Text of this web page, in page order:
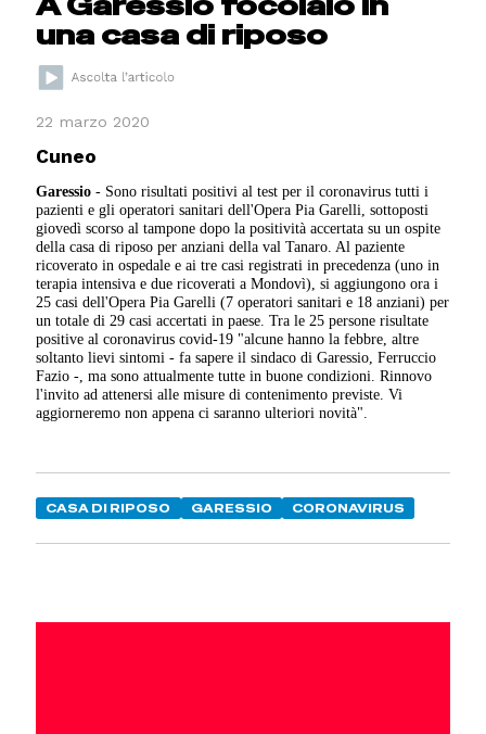
una casa di riposo
22 marzo 2020
Cuneo
Garessio - Sono risultati positivi al test per il coronavirus tutti i
pazienti e gli operatori sanitari dell'Opera Pia Garelli, sottoposti
giovedì scorso al tampone dopo la positività accertata su un ospite
della casa di riposo per anziani della val Tanaro. Al paziente
ricoverato in ospedale e ai tre casi registrati in precedenza (uno in
terapia intensiva e due ricoverati a Mondovì), si aggiungono ora i
25 casi dell'Opera Pia Garelli (7 operatori sanitari e 18 anziani) per
un totale di 29 casi accertati in paese. Tra le 25 persone risultate
positive al coronavirus covid-19 "alcune hanno la febbre, altre
soltanto lievi sintomi - fa sapere il sindaco di Garessio, Ferruccio
Fazio -, ma sono attualmente tutte in buone condizioni. Rinnovo
l'invito ad attenersi alle misure di contenimento previste. Vi
aggiorneremo non appena ci saranno ulteriori novità".
CASA DI RIPOSO GARESSIO CORONAVIRUS